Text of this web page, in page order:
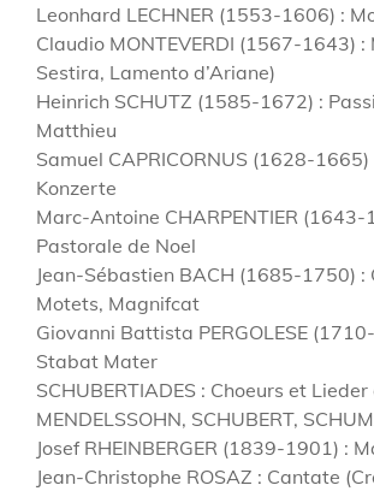
Leonhard LECHNER (1553-1606) :
Claudio MONTEVERDI (1567-1643)
Sestira, Lamento d’Ariane)
Heinrich SCHUTZ (1585-1672) :
Matthieu
Samuel CAPRICORNUS (1628-1665)
Konzerte
Marc-Antoine CHARPENTIER (1643-
Pastorale de Noel
Jean-Sébastien BACH (1685-1750) :
Motets, Magnifcat
Giovanni Battista PERGOLESE
Stabat Mater
SCHUBERTIADES : Choeurs et Lieder
MENDELSSOHN, SCHUBERT,
Josef RHEINBERGER (1839-1901) :
Jean-Christophe ROSAZ : Cantate